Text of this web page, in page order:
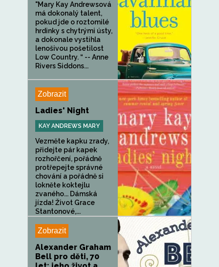
"Mary Kay Andrewsová
má dokonalý talent,
pokud jde o roztomilé
hrdinky s chytrými ústy,
a dokonale vystihla
lenošivou pošetilost
Low Country. “ -- Anne
Rivers Siddons...
Zobrazit
Ladies' Night
KAY ANDREWS MARY
Vezměte kapku zrady,
přidejte pár kapek
rozhořčení, pořádně
protřepejte správné
chování a pořádně si
lokněte koktejlu
zvaného... Dámská
jízda! Život Grace
Stantonové,...
Zobrazit
Alexander Graham
Bell pro děti, 70